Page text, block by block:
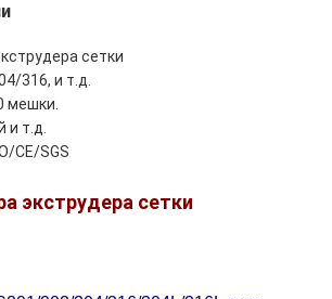
сетки
316, и т.д.
мешки.
и т.д.
CE/SGS
экструдера сетки